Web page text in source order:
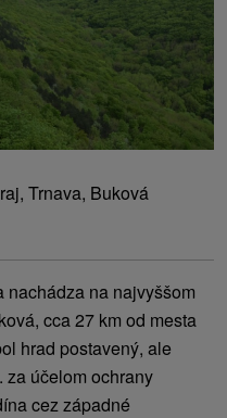
Trnava, Buková
nachádza na najvyššom
cca 27 km od mesta
hrad postavený, ale
za účelom ochrany
cez západné